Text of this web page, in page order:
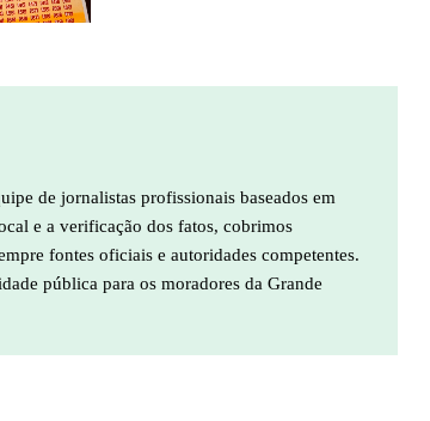
de jornalistas profissionais baseados em
e a verificação dos fatos, cobrimos
fontes oficiais e autoridades competentes.
pública para os moradores da Grande